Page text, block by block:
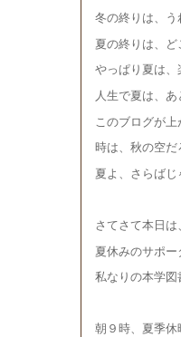
冬の終りは、
夏の終りは、
やっぱり夏は
人生で夏は、
このブログが
時は、秋の空だ
夏よ、さらば
さてさて本日
夏休みのサポー
私なりの本学図
朝９時、夏季休